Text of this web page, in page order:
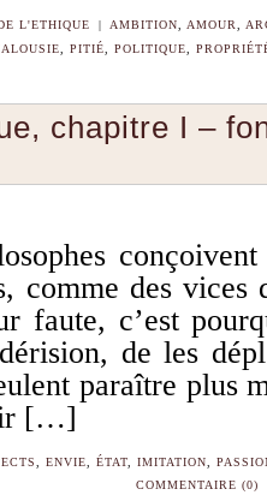
L'ETHIQUE AMBITION, AMOUR,
,PITIÉ,POLITIQUE,
chapitre I –
comme des vices
faute, c’est
de les
paraître plus
[…]
ENVIE ÉTAT IMITATION
COMMENTAIRE (0)